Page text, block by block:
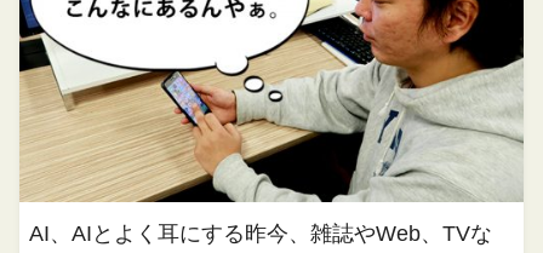
AI、AIとよく耳にする昨今、雑誌やWeb、TVな